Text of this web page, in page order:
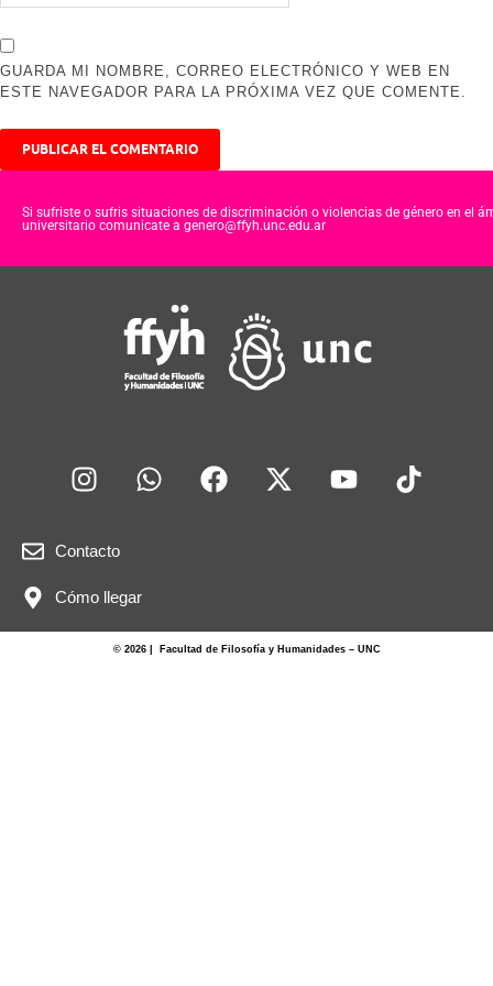
GUARDA MI NOMBRE, CORREO ELECTRÓNICO Y WEB EN
ESTE NAVEGADOR PARA LA PRÓXIMA VEZ QUE COMENTE.
Si sufriste o sufris situaciones de discriminación o violencias de género en el
universitario comunicate a genero@ffyh.unc.edu.ar
Contacto
Cómo llegar
© 2026 | Facultad de Filosofía y Humanidades – UNC